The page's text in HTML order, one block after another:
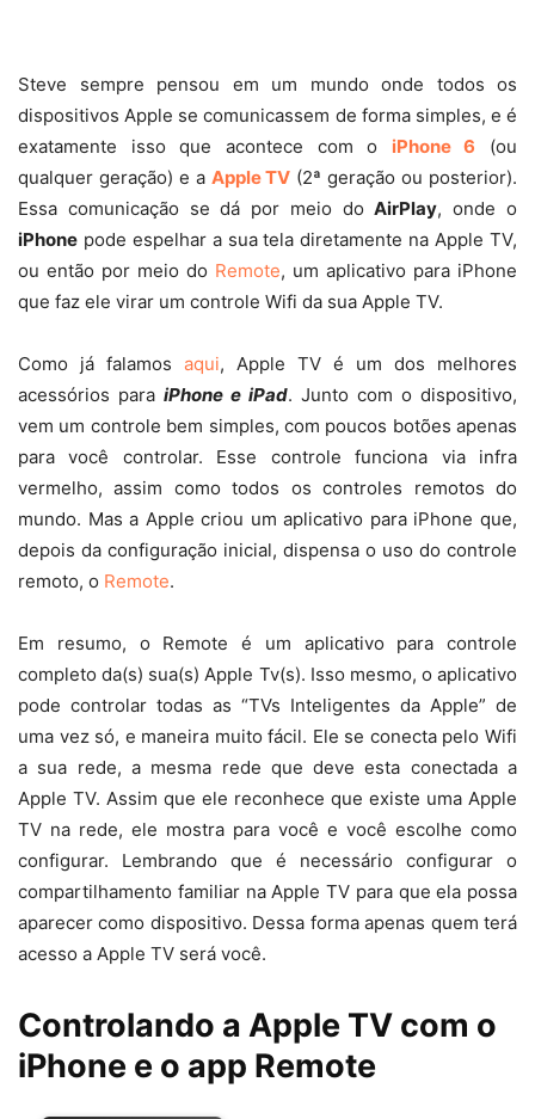
Steve sempre pensou em um mundo onde todos os
dispositivos Apple se comunicassem de forma simples, e é
exatamente isso que acontece com o iPhone 6 (ou
qualquer geração) e a Apple TV (2ª geração ou posterior).
Essa comunicação se dá por meio doAirPlay, onde o
iPhone pode espelhar a sua tela diretamente na Apple TV,
ou então por meio do Remote, um aplicativo para iPhone
que faz ele virar um controle Wifi da sua Apple TV.
Como já falamos aqui, Apple TV é um dos melhores
acessórios para iPhone e iPad. Junto com o dispositivo,
vem um controle bem simples, com poucos botões apenas
para você controlar. Esse controle funciona via infra
vermelho, assim como todos os controles remotos do
mundo. Mas a Apple criou um aplicativo para iPhone que,
depois da configuração inicial, dispensa o uso do controle
remoto, o Remote.
Em resumo, o Remote é um aplicativo para controle
completo da(s) sua(s) Apple Tv(s). Isso mesmo, o aplicativo
pode controlar todas as “TVs Inteligentes da Apple” de
uma vez só, e maneira muito fácil. Ele se conecta pelo Wifi
a sua rede, a mesma rede que deve esta conectada a
Apple TV. Assim que ele reconhece que existe uma Apple
TV na rede, ele mostra para você e você escolhe como
configurar. Lembrando que é necessário configurar o
compartilhamento familiar na Apple TV para que ela possa
aparecer como dispositivo. Dessa forma apenas quem terá
acesso a Apple TV será você.
Controlando a Apple TV com o
iPhone e o app Remote